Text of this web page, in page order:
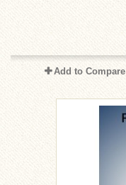
Add to Compare